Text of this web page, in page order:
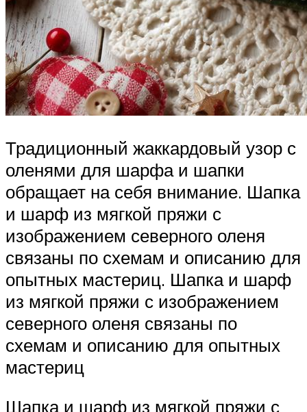
Традиционный жаккардовый узор с
оленями для шарфа и шапки
обращает на себя внимание. Шапка
и шарф из мягкой пряжи с
изображением северного оленя
связаны по схемам и описанию для
опытных мастериц. Шапка и шарф
из мягкой пряжи с изображением
северного оленя связаны по
схемам и описанию для опытных
мастериц
Шапка и шарф из мягкой пряжи с